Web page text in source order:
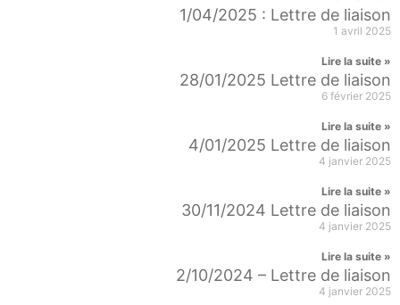
1/04/2025 : Lettre de liaison
1 avril 2025
Lire la suite »
28/01/2025 Lettre de liaison
6 février 2025
Lire la suite »
4/01/2025 Lettre de liaison
4 janvier 2025
Lire la suite »
30/11/2024 Lettre de liaison
4 janvier 2025
Lire la suite »
2/10/2024 – Lettre de liaison
4 janvier 2025